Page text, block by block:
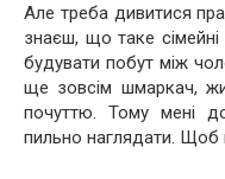
Але треба дивитися
знаєш, що таке сімейні
будувати побут між
ще зовсім шмаркач,
почуттю. Тому мені
пильно наглядати. Щоб